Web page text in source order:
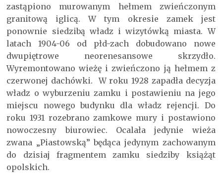
zastąpiono murowanym hełmem zwieńczonym
granitową iglicą. W tym okresie zamek jest
ponownie siedzibą władz i wizytówką miasta. W
latach 1904-06 od płd-zach dobudowano nowe
dwupiętrowe neorenesansowe skrzydło.
Wyremontowano wieżę i zwieńczono ją hełmem z
czerwonej dachówki. W roku 1928 zapadła decyzja
władz o wyburzeniu zamku i postawieniu na jego
miejscu nowego budynku dla władz rejencji. Do
roku 1931 rozebrano zamkowe mury i postawiono
nowoczesny biurowiec. Ocalała jedynie wieża
zwana „Piastowską” będąca jedynym zachowanym
do dzisiaj fragmentem zamku siedziby książąt
opolskich.